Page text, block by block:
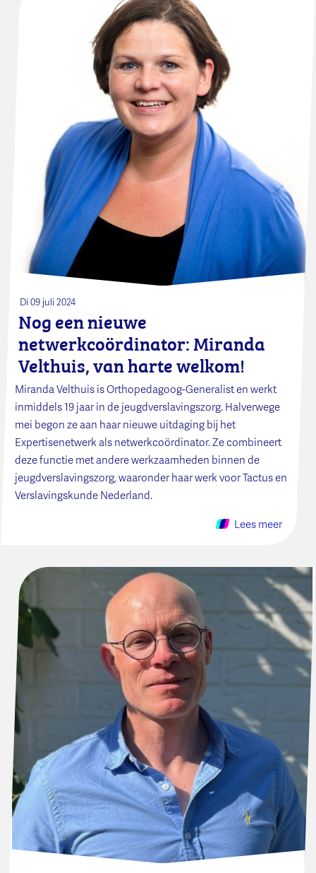
Di 09 juli 2024
Nog een nieuwe
netwerkcoördinator: Miranda
Velthuis, van harte welkom!
Miranda Velthuis is Orthopedagoog-Generalist en werkt
inmiddels 19 jaar in de jeugdverslavingszorg. Halverwege
mei begon ze aan haar nieuwe uitdaging bij het
Expertisenetwerk als netwerkcoördinator. Ze combineert
deze functie met andere werkzaamheden binnen de
jeugdverslavingszorg, waaronder haar werk voor Tactus en
Verslavingskunde Nederland.
Lees meer